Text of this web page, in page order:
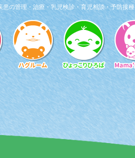
の管理・治療・乳児検診・育児相談・予防接種